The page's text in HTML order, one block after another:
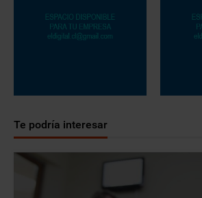
Te podría interesar